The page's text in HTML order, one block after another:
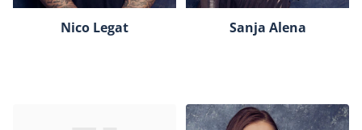
Nico Legat Sanja Alena